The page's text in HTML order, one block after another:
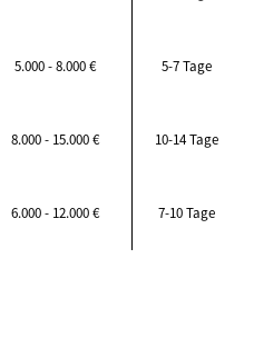
5.000 - 8.000 € 5-7 Tage
8.000 - 15.000 € 10-14 Tage
6.000 - 12.000 € 7-10 Tage